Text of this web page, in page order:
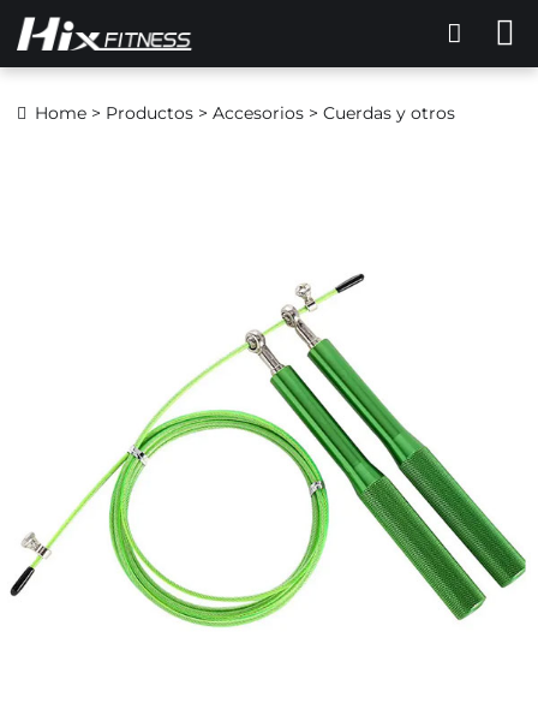
Home > Productos > Accesorios > Cuerdas y otros